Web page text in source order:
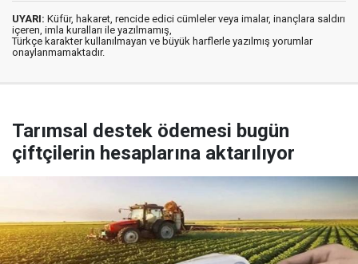
UYARI: Küfür, hakaret, rencide edici cümleler veya imalar, inançlara saldırı
içeren, imla kuralları ile yazılmamış,
Türkçe karakter kullanılmayan ve büyük harflerle yazılmış yorumlar
onaylanmamaktadır.
Tarımsal destek ödemesi bugün
çiftçilerin hesaplarına aktarılıyor